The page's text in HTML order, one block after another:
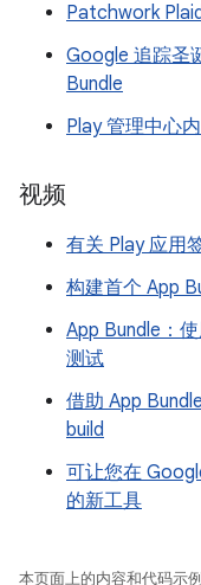
Patchwork
Google 追踪圣
Bundle
Play 管理中心
视频
有关 Play 应用
构建首个 App
App Bundle：
测试
借助 App
build
可让您在
的新工具
本页面上的内容和代码示